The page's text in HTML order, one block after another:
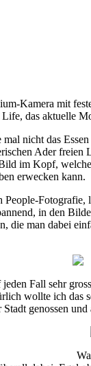
Kamera mit
das aktuelle
nicht das
Ader
im Kopf,
erwecken kann.
in den
die man dabei
Fall sehr
wollte ich das
genossen